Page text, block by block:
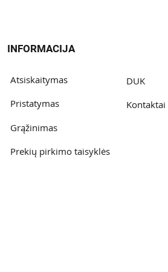
INFORMACIJA
Atsiskaitymas
Pristatymas
Grąžinimas
Prekių pirkimo taisyklės
DUK
Kontaktai